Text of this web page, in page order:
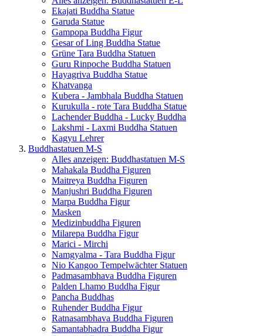
Ekajati Buddha Statue
Garuda Statue
Gampopa Buddha Figur
Gesar of Ling Buddha Statue
Grüne Tara Buddha Statuen
Guru Rinpoche Buddha Statuen
Hayagriva Buddha Statue
Khatvanga
Kubera - Jambhala Buddha Statuen
Kurukulla - rote Tara Buddha Statue
Lachender Buddha - Lucky Buddha
Lakshmi - Laxmi Buddha Statuen
Kagyu Lehrer
Buddhastatuen M-S
Alles anzeigen: Buddhastatuen M-S
Mahakala Buddha Figuren
Maitreya Buddha Figuren
Manjushri Buddha Figuren
Marpa Buddha Figur
Masken
Medizinbuddha Figuren
Milarepa Buddha Figur
Marici - Mirchi
Namgyalma - Tara Buddha Figur
Nio Kangoo Tempelwächter Statuen
Padmasambhava Buddha Figuren
Palden Lhamo Buddha Figur
Pancha Buddhas
Ruhender Buddha Figur
Ratnasambhava Buddha Figuren
Samantabhadra Buddha Figur